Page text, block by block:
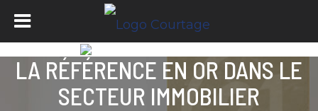
LA RÉFÉRENCE EN OR DANS LE
SECTEUR IMMOBILIER